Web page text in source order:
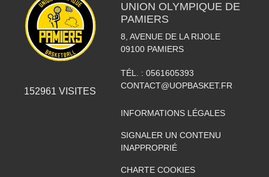
152961 VISITES
UNION OLYMPIQUE DE
PAMIERS
8, AVENUE DE LA RIJOLE
09100 PAMIERS
TÉL. : 0561605393
CONTACT@UOPBASKET.FR
INFORMATIONS LÉGALES
SIGNALER UN CONTENU
INAPPROPRIÉ
CHARTE COOKIES